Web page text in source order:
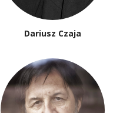
Dariusz Czaja